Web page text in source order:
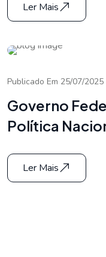
Ler Mais
Publicado Em 25/07/2025
Governo
Política
Ler Mais